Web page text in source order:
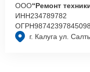
г. Калуга ул.
ООО“Ремонт
ИНН234789782
ОГРН98742397845098